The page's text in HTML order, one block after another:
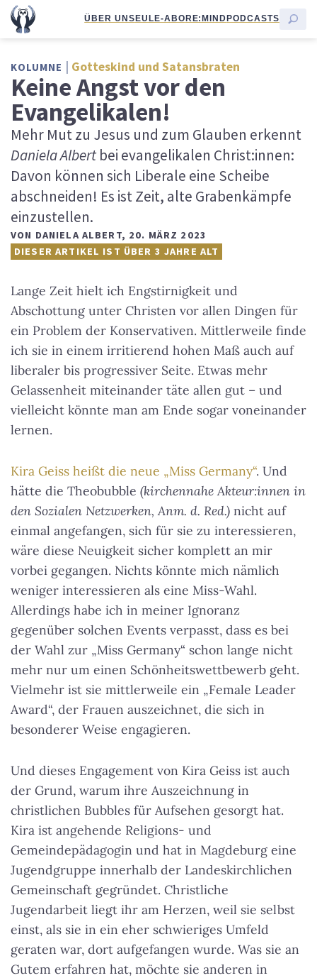
ÜBER UNSEULE-ABORE:MINDPODCASTS
KOLUMNE Gotteskind und Satansbraten
Keine Angst vor den
Evangelikalen!
Mehr Mut zu Jesus und zum Glauben erkennt
Daniela Albertbei evangelikalen Christ:innen:
Davon können sich Liberale eine Scheibe
abschneiden! Es ist Zeit, alte Grabenkämpfe
einzustellen.
VON DANIELA ALBERT, 20. MÄRZ 2023
DIESER ARTIKEL IST ÜBER 3 JAHRE ALT
Lange Zeit hielt ich Engstirnigkeit und
Abschottung unter Christen vor allen Dingen für
ein Problem der Konservativen. Mittlerweile finde
ich sie in einem irritierend hohen Maß auch auf
liberaler bis progressiver Seite. Etwas mehr
Gelassenheit miteinander täte allen gut – und
vielleicht könnte man am Ende sogar voneinander
lernen.
Kira Geiss heißt die neue „Miss Germany“. Und
hätte die Theobubble (kirchennahe Akteur:innen in
den Sozialen Netzwerken, Anm. d. Red.) nicht auf
einmal angefangen, sich für sie zu interessieren,
wäre diese Neuigkeit sicher komplett an mir
vorbei gegangen. Nichts könnte mich nämlich
weniger interessieren als eine Miss-Wahl.
Allerdings habe ich in meiner Ignoranz
gegenüber solchen Events verpasst, dass es bei
der Wahl zur „Miss Germany“ schon lange nicht
mehr nur um einen Schönheitswettbewerb geht.
Vielmehr ist sie mittlerweile ein „Female Leader
Award“, der Frauen auszeichnet, die sich in
besonderer Weise engagieren.
Und dieses Engagement von Kira Geiss ist auch
der Grund, warum ihre Auszeichnung in
christlichen Bubbles für Aufsehen gesorgt hat.
Kira ist angehende Religions- und
Gemeindepädagogin und hat in Magdeburg eine
Jugendgruppe innerhalb der Landeskirchlichen
Gemeinschaft gegründet. Christliche
Jugendarbeit liegt ihr am Herzen, weil sie selbst
einst, als sie in ein eher schwieriges Umfeld
geraten war, dort aufgefangen wurde. Was sie an
Gutem erfahren hat, möchte sie anderen in